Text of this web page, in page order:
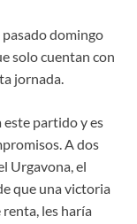
domingo
solo cuentan con
jornada.
este partido y es
A dos
Urgavona, el
que una victoria
les haría